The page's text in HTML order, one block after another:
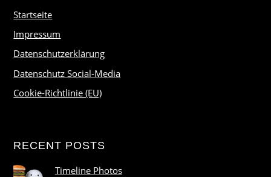
Startseite
Impressum
Datenschutzerklärung
Datenschutz Social-Media
Cookie-Richtlinie (EU)
RECENT POSTS
Timeline Photos